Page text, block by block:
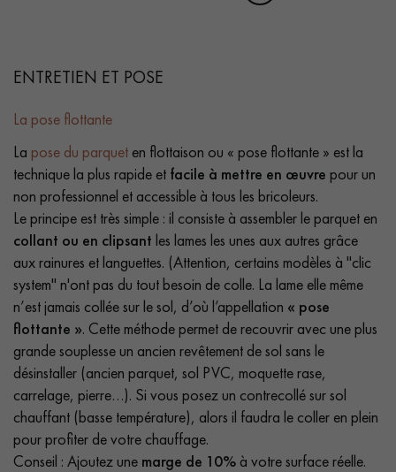
ENTRETIEN ET POSE
La pose flottante
La pose du parquet en flottaison ou « pose flottante » est la
technique la plus rapide et facile à mettre en œuvre pour un
non professionnel et accessible à tous les bricoleurs.
Le principe est très simple : il consiste à assembler le parquet en
collant ou en clipsant les lames les unes aux autres grâce
aux rainures et languettes. (Attention, certains modèles à "clic
system" n'ont pas du tout besoin de colle. La lame elle même
n’est jamais collée sur le sol, d’où l’appellation « pose
flottante ». Cette méthode permet de recouvrir avec une plus
grande souplesse un ancien revêtement de sol sans le
désinstaller (ancien parquet, sol PVC, moquette rase,
carrelage, pierre…). Si vous posez un contrecollé sur sol
chauffant (basse température), alors il faudra le coller en plein
pour profiter de votre chauffage.
Conseil : Ajoutez une marge de 10% à votre surface réelle.